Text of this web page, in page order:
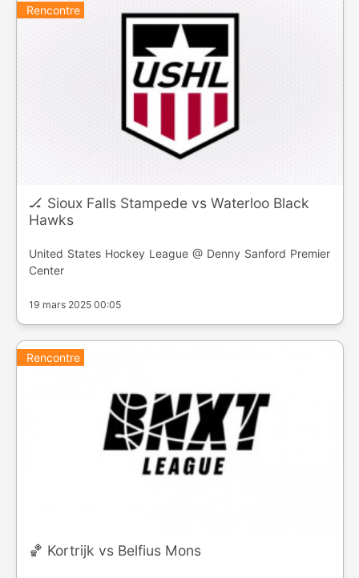
Rencontre
🏒 Sioux Falls Stampede vs Waterloo Black
Hawks
United States Hockey League @ Denny Sanford Premier
Center
19 mars 2025 00:05
Rencontre
🏀 Kortrijk vs Belfius Mons